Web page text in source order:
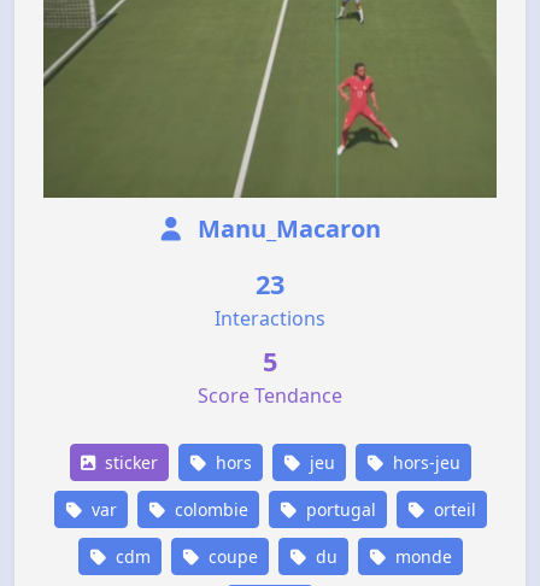
Manu_Macaron
23
Interactions
5
Score Tendance
sticker hors jeu hors-jeu
var colombie portugal orteil
cdm coupe du monde